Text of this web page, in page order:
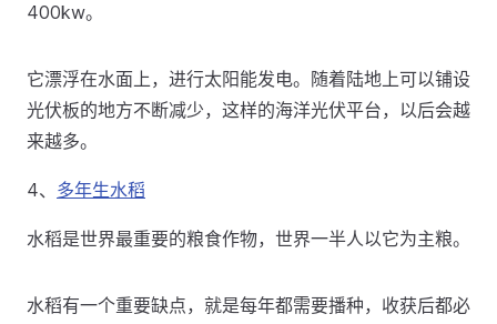
400kw。
它漂浮在水面上，进行太阳能发电。随着陆地上可以铺设
光伏板的地方不断减少，这样的海洋光伏平台，以后会越
来越多。
4、 多年生水稻
水稻是世界最重要的粮食作物，世界一半人以它为主粮。
水稻有一个重要缺点，就是每年都需要播种，收获后都必